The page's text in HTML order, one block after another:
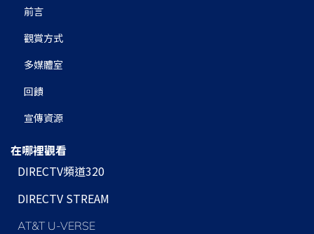
前言
觀賞方式
多媒體室
回饋
宣傳資源
在哪裡觀看
DIRECTV頻道320
DIRECTV STREAM
AT&T U-VERSE